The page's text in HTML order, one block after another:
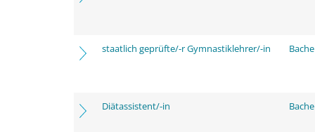
staatlich geprüfte/-r Gymnastiklehrer/-in
Diätassistent/-in